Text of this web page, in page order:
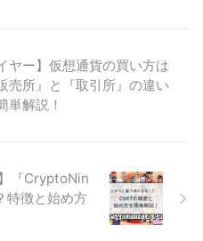
ヤー】仮想通貨の買い方は
売所』と『取引所』の違い
単解説！
『CryptoNin
特徴と始め方